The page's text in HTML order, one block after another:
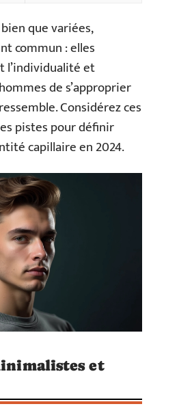
que variées,
commun : elles
l’individualité et
de s’approprier
Considérez ces
pistes pour définir
capillaire en 2024.
et